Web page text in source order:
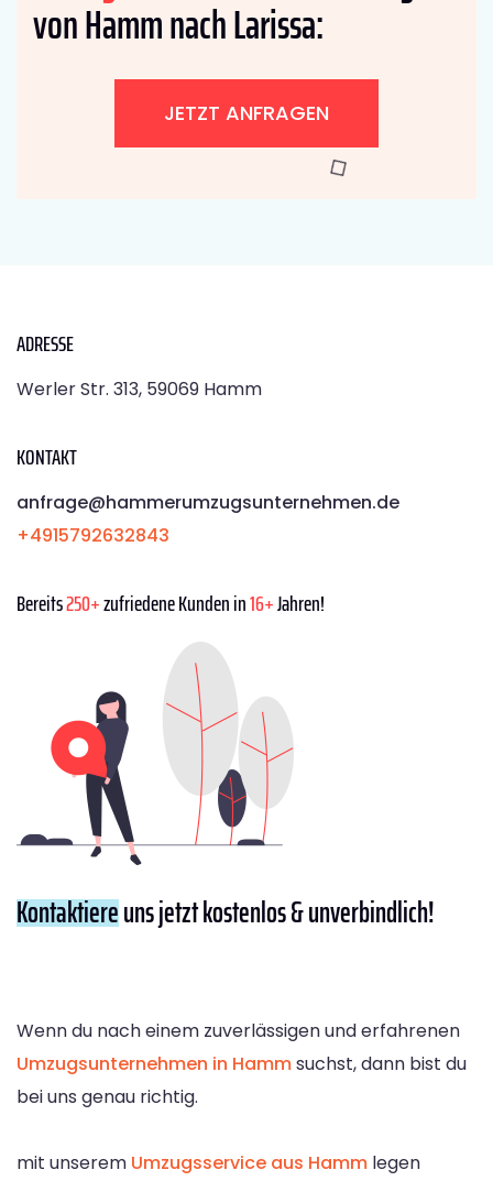
von Hamm nach Larissa:
JETZT ANFRAGEN
ADRESSE
Werler Str. 313, 59069 Hamm
KONTAKT
anfrage@hammerumzugsunternehmen.de
+4915792632843
Bereits250+zufriedene Kunden in16+Jahren!
Kontaktiereuns jetzt kostenlos & unverbindlich!
Wenn du nach einem zuverlässigen und erfahrenen
Umzugsunternehmen in Hammsuchst, dann bist du
bei uns genau richtig.
mit unserem Umzugsservice aus Hamm legen